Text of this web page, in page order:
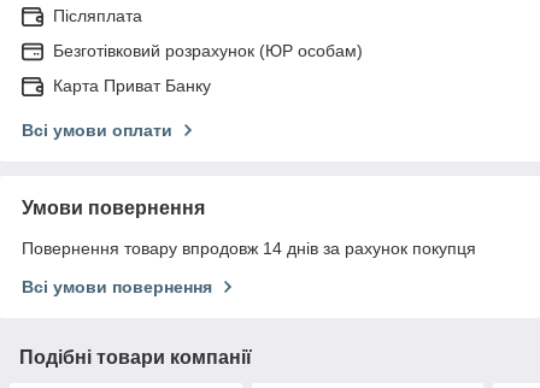
Післяплата
Безготівковий розрахунок (ЮР особам)
Карта Приват Банку
Всі умови оплати
Умови повернення
Повернення товару впродовж 14 днів за рахунок покупця
Всі умови повернення
Подібні товари компанії